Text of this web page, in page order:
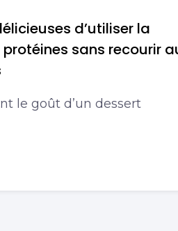
d’utiliser la
sans recourir
le goût d’un dessert